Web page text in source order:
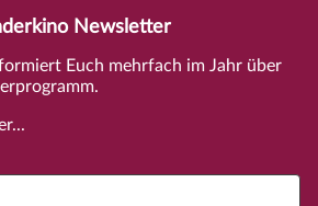
Newsletter
Euch mehrfach im Jahr über